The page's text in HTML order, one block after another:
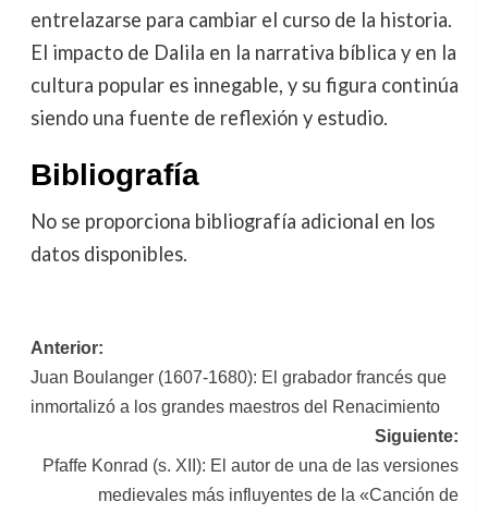
entrelazarse para cambiar el curso de la historia.
El impacto de Dalila en la narrativa bíblica y en la
cultura popular es innegable, y su figura continúa
siendo una fuente de reflexión y estudio.
Bibliografía
No se proporciona bibliografía adicional en los
datos disponibles.
Navegación
de
Anterior:
Juan Boulanger (1607-1680): El grabador francés que
inmortalizó a los grandes maestros del Renacimiento
Siguiente:
Pfaffe Konrad (s. XII): El autor de una de las versiones
medievales más influyentes de la «Canción de